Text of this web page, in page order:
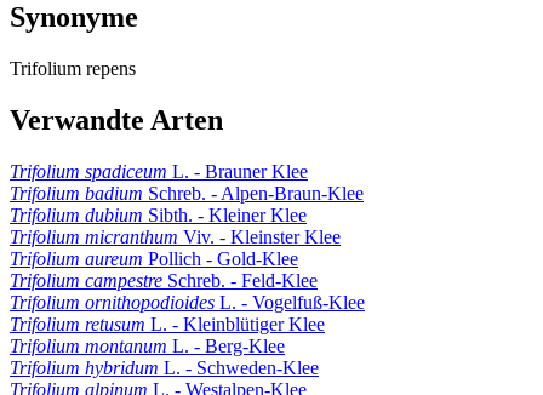
Synonyme
Trifolium repens
Verwandte Arten
Trifolium spadiceum L. - Brauner Klee
Trifolium badium Schreb. - Alpen-Braun-Klee
Trifolium dubium Sibth. - Kleiner Klee
Trifolium micranthum Viv. - Kleinster Klee
Trifolium aureum Pollich - Gold-Klee
Trifolium campestre Schreb. - Feld-Klee
Trifolium ornithopodioides L. - Vogelfuß-Klee
Trifolium retusum L. - Kleinblütiger Klee
Trifolium montanum L. - Berg-Klee
Trifolium hybridum L. - Schweden-Klee
Trifolium alpinum L. - Westalpen-Klee